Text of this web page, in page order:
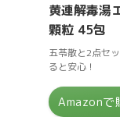
黄連解毒湯
顆粒 45包
五苓散と2点セ
ると安心！
Amazonで